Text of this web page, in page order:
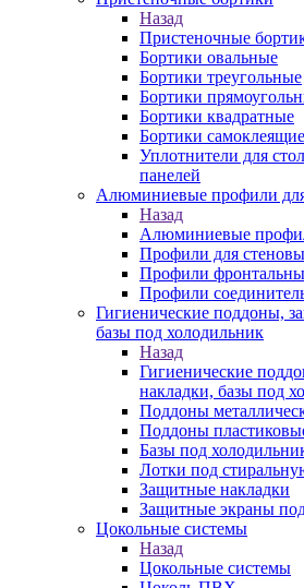
Назад
Пристеночные
Бортики овальные
Бортики треугольные
Бортики
Бортики квадратные
Бортики
Уплотнители для
панелей
Алюминиевые профили
Назад
Алюминиевые
Профили для
Профили
Профили
Гигиенические поддоны,
базы под холодильник
Назад
Гигиенические
накладки, базы под
Поддоны
Поддоны
Базы под
Лотки под
Защитные накладки
Защитные экраны
Цокольные системы
Назад
Цокольные системы